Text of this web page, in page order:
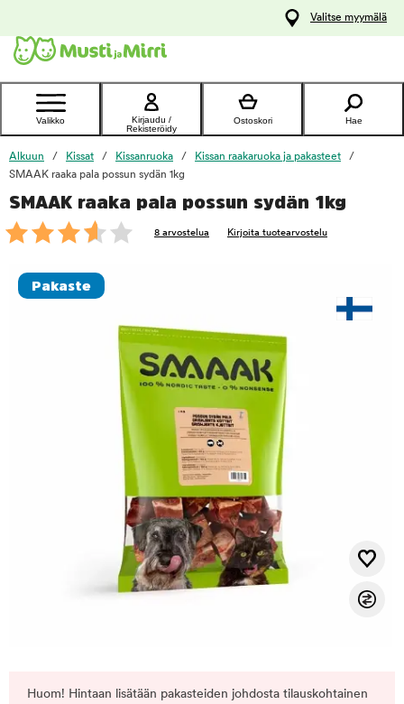
Ota yhteyttä
asiakaspalveluun
Valitse myymälä
Valikko
Kirjaudu /
Rekisteröidy
Ostoskori Hae
Alkuun Kissat Kissanruoka
Kissan raakaruoka ja pakasteet
SMAAK raaka pala possun sydän 1kg
SMAAK raaka pala possun sydän 1kg
8 arvostelua Kirjoita tuotearvostelu
Pakaste
Huom! Hintaan lisätään pakasteiden johdosta tilauskohtainen
foo